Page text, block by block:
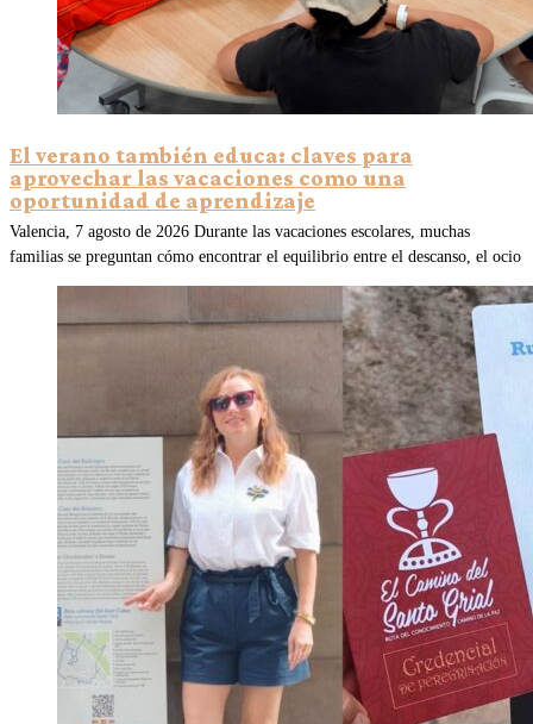
El verano también educa: claves para
aprovechar las vacaciones como una
oportunidad de aprendizaje
Valencia, 7 agosto de 2026 Durante las vacaciones escolares, muchas
familias se preguntan cómo encontrar el equilibrio entre el descanso, el ocio